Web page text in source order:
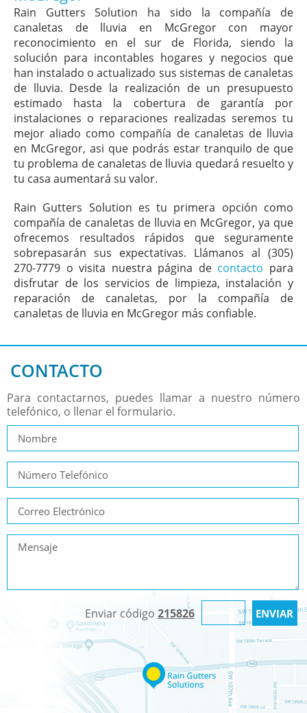
Rain Gutters Solution ha sido la compañía de
canaletas de lluvia en McGregor con mayor
reconocimiento en el sur de Florida, siendo la
solución para incontables hogares y negocios que
han instalado o actualizado sus sistemas de canaletas
de lluvia. Desde la realización de un presupuesto
estimado hasta la cobertura de garantía por
instalaciones o reparaciones realizadas seremos tu
mejor aliado como compañía de canaletas de lluvia
en McGregor, asi que podrás estar tranquilo de que
tu problema de canaletas de lluvia quedará resuelto y
tu casa aumentará su valor.
Rain Gutters Solution es tu primera opción como
compañía de canaletas de lluvia en McGregor, ya que
ofrecemos resultados rápidos que seguramente
sobrepasarán sus expectativas. Llámanos al (305)
270-7779 o visita nuestra página de contacto para
disfrutar de los servicios de limpieza, instalación y
reparación de canaletas, por la compañía de
canaletas de lluvia en McGregor más confiable.
CONTACTO
Para contactarnos, puedes llamar a nuestro número
telefónico, o llenar el formulario.
Enviar código 215826